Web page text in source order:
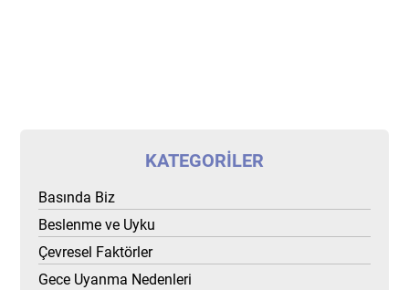
KATEGORILER
Basında Biz
Beslenme ve Uyku
Çevresel Faktörler
Gece Uyanma Nedenleri